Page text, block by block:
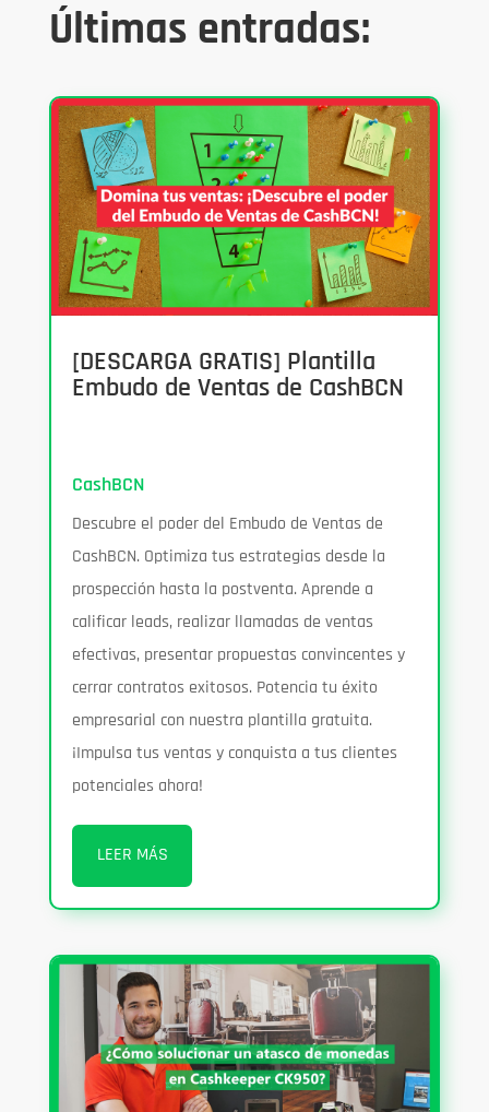
Últimas entradas:
[DESCARGA GRATIS] Plantilla
Embudo de Ventas de CashBCN
CashBCN
Descubre el poder del Embudo de Ventas de
CashBCN. Optimiza tus estrategias desde la
prospección hasta la postventa. Aprende a
calificar leads, realizar llamadas de ventas
efectivas, presentar propuestas convincentes y
cerrar contratos exitosos. Potencia tu éxito
empresarial con nuestra plantilla gratuita.
¡Impulsa tus ventas y conquista a tus clientes
potenciales ahora!
LEER MÁS